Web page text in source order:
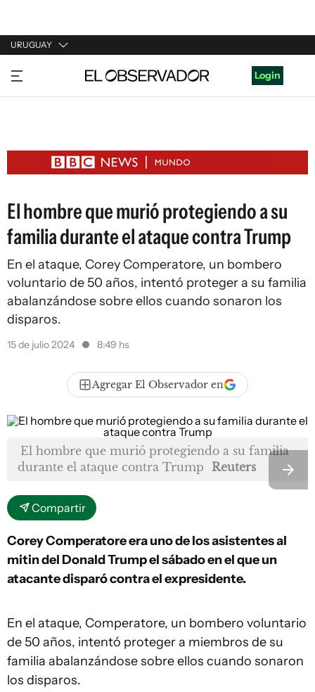
URUGUAY
URUGUAY
ARGENTINA
ESTADOS UNIDOS
Login
El hombre que murió protegiendo a su
familia durante el ataque contra Trump
En el ataque, Corey Comperatore, un bombero
voluntario de 50 años, intentó proteger a su familia
abalanzándose sobre ellos cuando sonaron los
disparos.
15 de julio 2024 8:49 hs
Agregar El Observador en
El hombre que murió protegiendo a su familia
durante el ataque contra Trump Reuters
Compartir
Corey Comperatore era uno de los asistentes al
mitin del Donald Trump el sábado en el que un
atacante disparó contra el expresidente.
En el ataque, Comperatore, un bombero voluntario
de 50 años, intentó proteger a miembros de su
familia abalanzándose sobre ellos cuando sonaron
los disparos.